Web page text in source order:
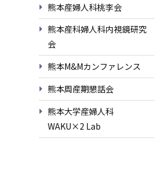
熊本産婦人科桃李会
熊本産科婦人科内視鏡研究
会
熊本M&Mカンファレンス
熊本周産期懇話会
熊本大学産婦人科
WAKU×2 Lab